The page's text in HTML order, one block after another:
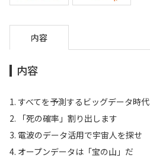
内容
内容
1. すべてを予測するビッグデータ時代
2. 「死の確率」割り出します
3. 電波のデータ活用で宇宙人を探せ
4. オープンデータは「宝の山」だ